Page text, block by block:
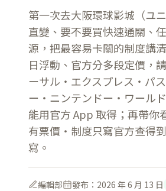
第一次去大阪環球影城（ユ
直變、要不要買快速通關、
源，把最容易卡關的制度講
日浮動、官方分多段定價，
ーサル・エクスプレス・パ
ー・ニンテンドー・ワール
能用官方 App 取得；再帶你
有票價・制度只寫官方查得
寫。
編輯部 發布： 2026 年 6 月 13 日